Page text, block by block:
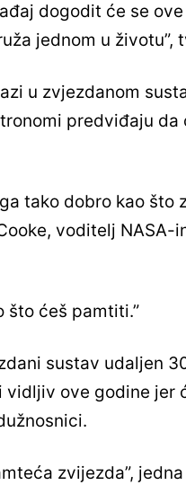
dogodit će se
jednom u životu”,
u zvjezdanom
predviđaju da
tako dobro kao što
voditelj NASA-
što ćeš pamtiti.”
sustav udaljen
ove godine jer
zvijezda”,